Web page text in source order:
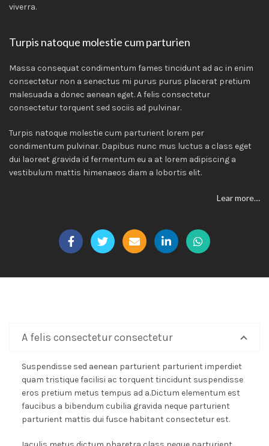
viverra.
Turpis natoque molestie cum parturien
Massa consequat condimentum fames tincidunt ad ac in enim
consectetur non a senectus mi purus purus placerat pretium
malesuada a donec aenean eget. A felis consectetur
consectetur torquent sed sociis ad pulvinar.
Turpis natoque molestie cum parturient lorem per
condimentum pulvinar. Dapibus nunc mus luctus a class eget
dui laoreet gravida id fermentum eu a at lorem adipiscing a
vestibulum mattis himenaeos diam a lobortis elit.
Lear more…
A felis consectetur consectetur
Suspendisse sed aenean parturient parturient imperdiet
quam tristique facilisi ac torquent tincidunt suspendisse
eros pretium metus tempus ad a.Dictum elementum est
faucibus a bibendum cubilia gravida neque parturient
parturient mattis dui fusce habitant consectetur est.